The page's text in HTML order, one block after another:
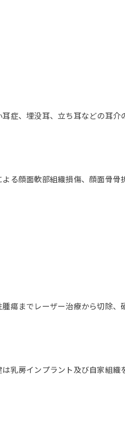
症、埋没耳、立ち耳などの耳介
る顔面軟部組織損傷、顔面骨骨
瘍までレーザー治療から切除、
乳房インプラント及び自家組